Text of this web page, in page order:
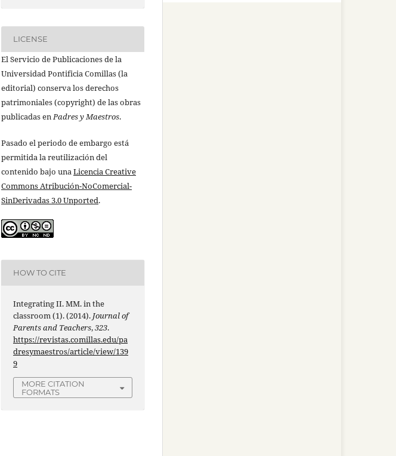
LICENSE
El Servicio de Publicaciones de la
Universidad Pontificia Comillas (la
editorial) conserva los derechos
patrimoniales (copyright) de las obras
publicadas enPadres y Maestros.
Pasado el periodo de embargo está
permitida la reutilización del
contenido bajo unaLicencia Creative
Commons Atribución-NoComercial-
SinDerivadas 3.0 Unported.
HOW TO CITE
Integrating II. MM. in the
classroom (1). (2014). Journal of
Parents and Teachers,323.
https://revistas.comillas.edu/pa
dresymaestros/article/view/139
9
MORE CITATION
FORMATS